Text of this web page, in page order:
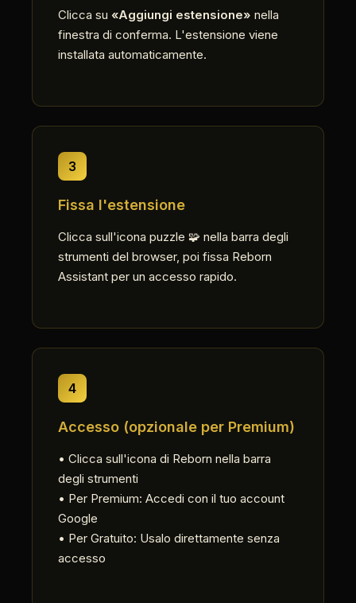
Clicca su «Aggiungi estensione» nella
finestra di conferma. L'estensione viene
installata automaticamente.
3
Fissa l'estensione
Clicca sull'icona puzzle 🧩 nella barra degli
strumenti del browser, poi fissa Reborn
Assistant per un accesso rapido.
4
Accesso (opzionale per Premium)
• Clicca sull'icona di Reborn nella barra
degli strumenti
• Per Premium: Accedi con il tuo account
Google
• Per Gratuito: Usalo direttamente senza
accesso